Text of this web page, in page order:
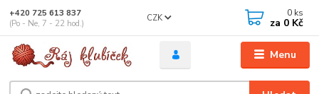
Menu
CZK
+420 725 613 837
(Po - Ne, 7 - 22 hod.)
0 ks
za 0 Kč